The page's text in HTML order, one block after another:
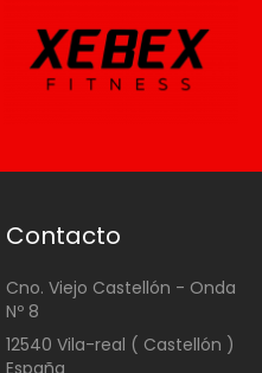
Contacto
Cno. Viejo Castellón - Onda
Nº 8
12540 Vila-real ( Castellón )
España